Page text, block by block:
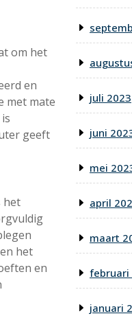
om het
en
met mate
geeft
het
het
en
juli 2023
juni
mei
april
maart
februari
januari